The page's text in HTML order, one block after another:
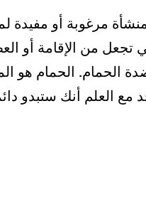
مرغوبة أو مفيدة
من الإقامة أو
الحمام. الحمام هو
مع العلم أنك ستبدو